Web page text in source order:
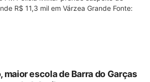
R$ 11,3 mil em Várzea Grande Fonte:
maior escola de Barra do Garças